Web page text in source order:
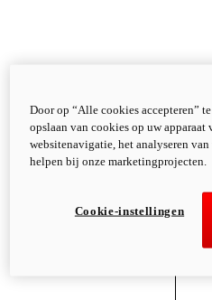
Door op “Alle cookies accepteren”
opslaan van cookies op uw apparaat
websitenavigatie, het analyseren
helpen bij onze marketingprojecten.
Cookie-instellingen